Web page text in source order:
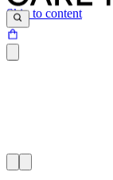
Skip to content